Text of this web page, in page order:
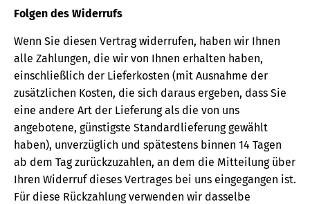
Folgen des Widerrufs
Wenn Sie diesen Vertrag widerrufen, haben wir Ihnen
alle Zahlungen, die wir von Ihnen erhalten haben,
einschließlich der Lieferkosten (mit Ausnahme der
zusätzlichen Kosten, die sich daraus ergeben, dass Sie
eine andere Art der Lieferung als die von uns
angebotene, günstigste Standardlieferung gewählt
haben), unverzüglich und spätestens binnen 14 Tagen
ab dem Tag zurückzuzahlen, an dem die Mitteilung über
Ihren Widerruf dieses Vertrages bei uns eingegangen ist.
Für diese Rückzahlung verwenden wir dasselbe